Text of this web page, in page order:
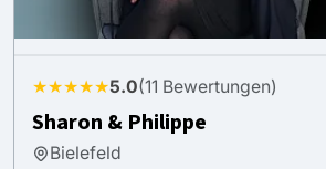
★★★★★5.0(11 Bewertungen)
Sharon & Philippe
Bielefeld